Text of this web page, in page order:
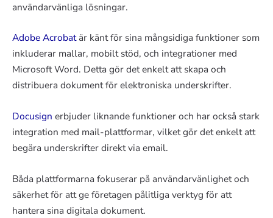
användarvänliga lösningar.
Adobe Acrobatär känt för sina mångsidiga funktioner som
inkluderar mallar, mobilt stöd, och integrationer med
Microsoft Word. Detta gör det enkelt att skapa och
distribuera dokument för elektroniska underskrifter.
Docusign erbjuder liknande funktioner och har också stark
integration med mail-plattformar, vilket gör det enkelt att
begära underskrifter direkt via email.
Båda plattformarna fokuserar på användarvänlighet och
säkerhet för att ge företagen pålitliga verktyg för att
hantera sina digitala dokument.